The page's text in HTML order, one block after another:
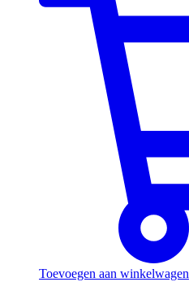
Toevoegen aan winkelwagen